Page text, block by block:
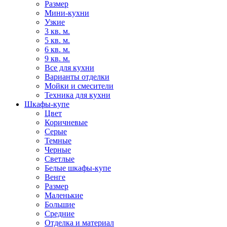
Размер
Мини-кухни
Узкие
3 кв. м.
5 кв. м.
6 кв. м.
9 кв. м.
Все для кухни
Варианты отделки
Мойки и смесители
Техника для кухни
Шкафы-купе
Цвет
Коричневые
Серые
Темные
Черные
Светлые
Белые шкафы-купе
Венге
Размер
Маленькие
Большие
Средние
Отделка и материал